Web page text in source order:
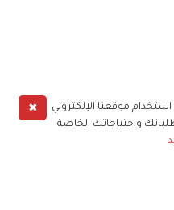
✖
موقعنا الإلكتروني
واحتياجاتك الخاصة